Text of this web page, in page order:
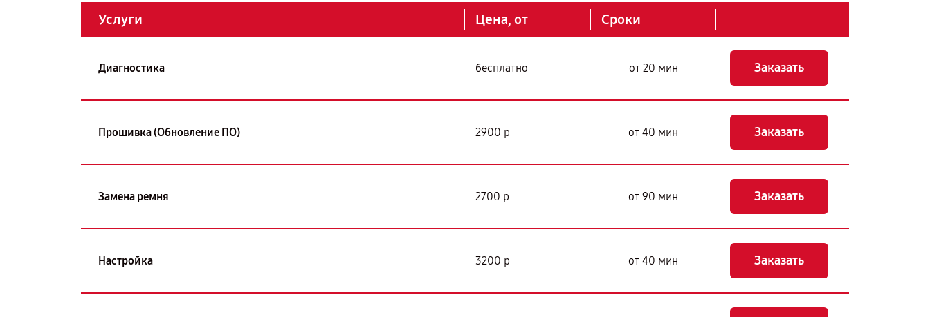
Услуги Цена, от Сроки
Диагностика бесплатно от 20 мин Заказать
Прошивка (Обновление ПО) 2900 р от 40 мин Заказать
Замена ремня 2700 р от 90 мин Заказать
Настройка 3200 р от 40 мин Заказать